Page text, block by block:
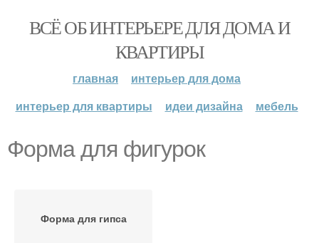
ВСЁ ОБ ИНТЕРЬЕРЕ ДЛЯ ДОМА И
КВАРТИРЫ
главная
интерьер для дома
интерьер для квартиры
идеи дизайна мебель
Форма для фигурок
Форма для гипса